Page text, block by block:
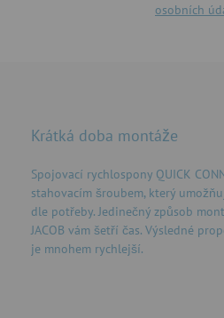
osobních
Krátká doba montáže
Spojovací rychlospony QUICK
stahovacím šroubem, který
dle potřeby. Jedinečný způsob
JACOB vám šetří čas. Výsledné
je mnohem rychlejší.